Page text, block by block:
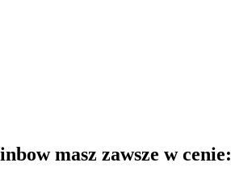
masz zawsze w cenie: